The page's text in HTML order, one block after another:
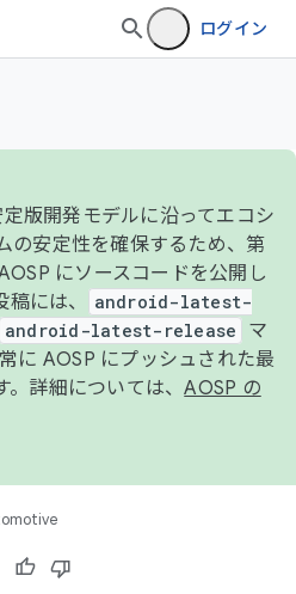
ログイン
版開発モデルに沿ってエコシ
の安定性を確保するため、第
にソースコードを公開し
には、
android-latest-
android-latest-release
マ
に AOSP にプッシュされた最
。詳細については、AOSP の